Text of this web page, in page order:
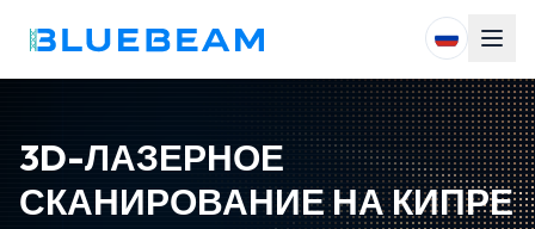
3D-ЛАЗЕРНОЕ
СКАНИРОВАНИЕ НА КИПРЕ